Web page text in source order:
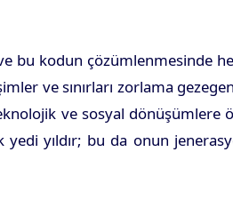
bu kodun çözümlenmesinde
ve sınırları zorlama
ve sosyal dönüşümlere
yıldır; bu da onun